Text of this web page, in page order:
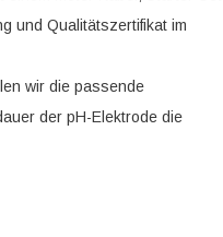
und Qualitätszertifikat im
wir die passende
der pH-Elektrode die